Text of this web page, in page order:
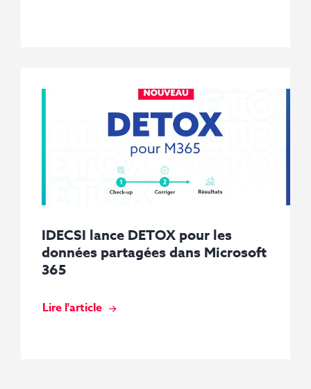
IDECSI lance DETOX pour les
données partagées dans Microsoft
365
Lire l'article